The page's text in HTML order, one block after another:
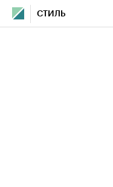
СТИЛЬ